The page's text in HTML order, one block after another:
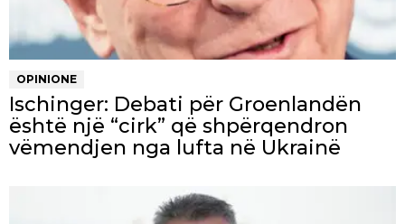
OPINIONE
Ischinger: Debati për Groenlandën
është një “cirk” që shpërqendron
vëmendjen nga lufta në Ukrainë